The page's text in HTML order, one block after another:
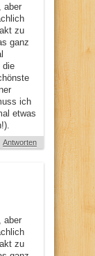
aber
zu
ganz
die
ich
etwas
Antworten
aber
zu